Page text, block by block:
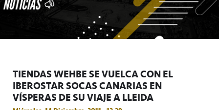
TIENDAS WEHBE SE VUELCA CON EL
IBEROSTAR SOCAS CANARIAS EN
VÍSPERAS DE SU VIAJE A LLEIDA